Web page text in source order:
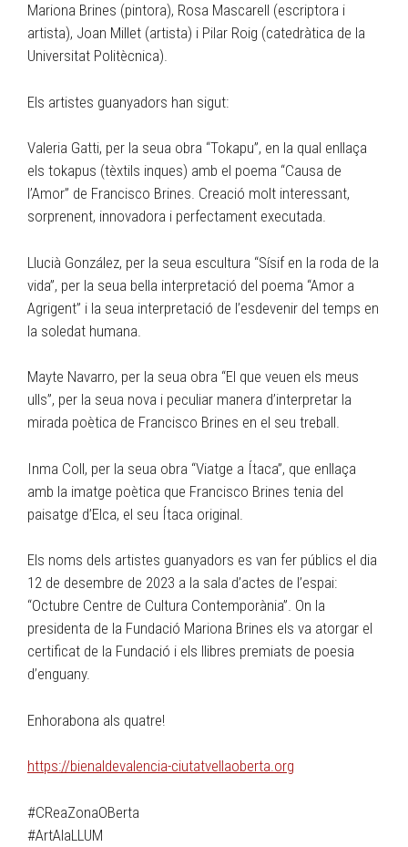
Mariona Brines (pintora), Rosa Mascarell (escriptora i
artista), Joan Millet (artista) i Pilar Roig (catedràtica de la
Universitat Politècnica).
Els artistes guanyadors han sigut:
Valeria Gatti, per la seua obra “Tokapu”, en la qual enllaça
els tokapus (tèxtils inques) amb el poema “Causa de
l’Amor” de Francisco Brines. Creació molt interessant,
sorprenent, innovadora i perfectament executada.
Llucià González, per la seua escultura “Sísif en la roda de la
vida”, per la seua bella interpretació del poema “Amor a
Agrigent” i la seua interpretació de l’esdevenir del temps en
la soledat humana.
Mayte Navarro, per la seua obra “El que veuen els meus
ulls”, per la seua nova i peculiar manera d’interpretar la
mirada poètica de Francisco Brines en el seu treball.
Inma Coll, per la seua obra “Viatge a Ítaca”, que enllaça
amb la imatge poètica que Francisco Brines tenia del
paisatge d’Elca, el seu Ítaca original.
Els noms dels artistes guanyadors es van fer públics el dia
12 de desembre de 2023 a la sala d’actes de l’espai:
“Octubre Centre de Cultura Contemporània”. On la
presidenta de la Fundació Mariona Brines els va atorgar el
certificat de la Fundació i els llibres premiats de poesia
d’enguany.
Enhorabona als quatre!
https://bienaldevalencia-ciutatvellaoberta.org
#CReaZonaOBerta
#ArtAlaLLUM